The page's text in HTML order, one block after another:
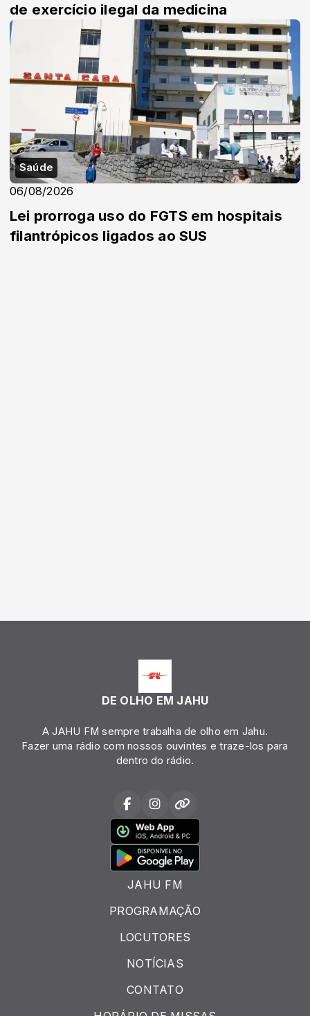
de exercício ilegal da medicina
Saúde
06/08/2026
Lei prorroga uso do FGTS em hospitais
filantrópicos ligados ao SUS
DE OLHO EM JAHU
A JAHU FM sempre trabalha de olho em Jahu.
Fazer uma rádio com nossos ouvintes e traze-los para
dentro do rádio.
JAHU FM
PROGRAMAÇÃO
LOCUTORES
NOTÍCIAS
CONTATO